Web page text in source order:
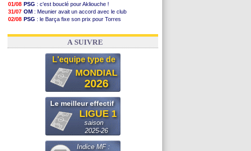
01/08 PSG : c'est bouclé pour Akliouche !
31/07 OM : Meunier avait un accord avec le club
02/08 PSG : le Barça fixe son prix pour Torres
03/08 FIFA: Infantino sollicite Trump
A SUIVRE
L'equipe type de
MONDIAL
2026
Le meilleur effectif
LIGUE 1
saison
2025-26
Indice MF :